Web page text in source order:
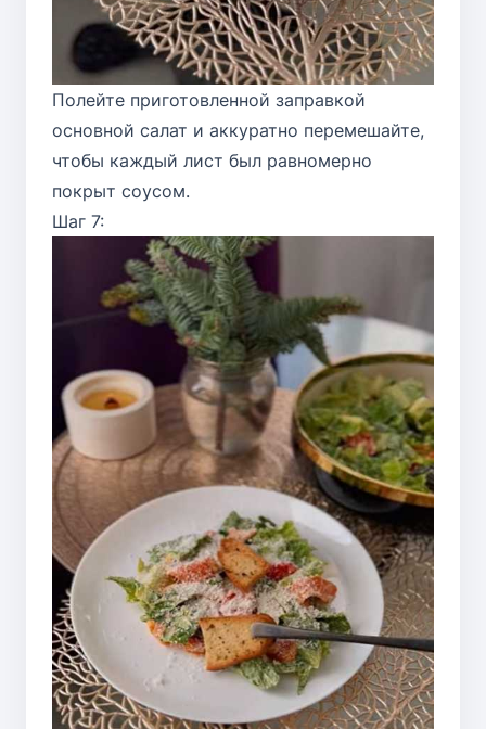
Полейте приготовленной заправкой
основной салат и аккуратно перемешайте,
чтобы каждый лист был равномерно
покрыт соусом.
Шаг 7: